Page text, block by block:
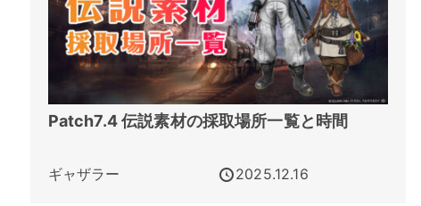
Patch7.4 伝説素材の採取場所一覧と時間
ギャザラー 2025.12.16